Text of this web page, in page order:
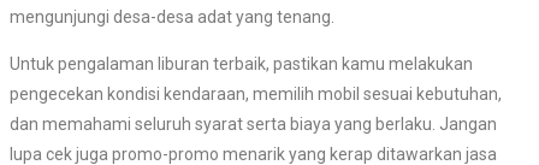
mengunjungi desa-desa adat yang tenang.
Untuk pengalaman liburan terbaik, pastikan kamu melakukan
pengecekan kondisi kendaraan, memilih mobil sesuai kebutuhan,
dan memahami seluruh syarat serta biaya yang berlaku. Jangan
lupa cek juga promo-promo menarik yang kerap ditawarkan jasa